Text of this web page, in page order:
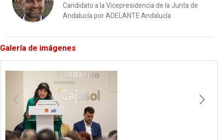
Candidato a la Vicepresidencia de la Junta de
Andalucía por ADELANTE Andalucía
Galería de imágenes